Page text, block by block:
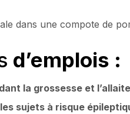
dans une compote de
d’emplois :
la grossesse et
sujets à risque